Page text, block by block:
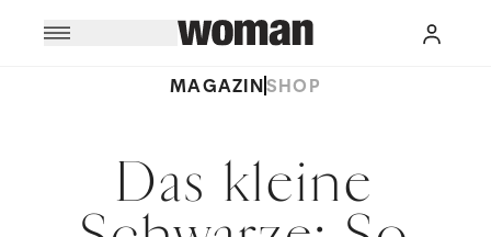
MAGAZINSHOP
Das kleine